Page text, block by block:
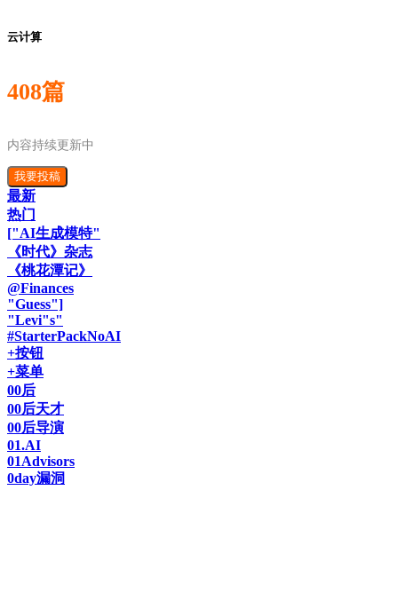
云计算
408篇
内容持续更新中
我要投稿
最新
热门
["AI生成模特"
《时代》杂志
《桃花潭记》
@Finances
"Guess"]
"Levi"s"
#StarterPackNoAI
+按钮
+菜单
00后
00后天才
00后导演
01.AI
01Advisors
0day漏洞